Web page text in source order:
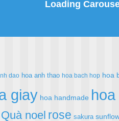
dao hoa anh thao hoa bach hop hoa
giay hoa handmade
Quà noel rose sakura